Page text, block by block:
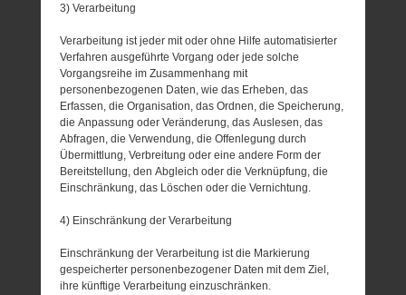
3) Verarbeitung
Verarbeitung ist jeder mit oder ohne Hilfe automatisierter
Verfahren ausgeführte Vorgang oder jede solche
Vorgangsreihe im Zusammenhang mit
personenbezogenen Daten, wie das Erheben, das
Erfassen, die Organisation, das Ordnen, die Speicherung,
die Anpassung oder Veränderung, das Auslesen, das
Abfragen, die Verwendung, die Offenlegung durch
Übermittlung, Verbreitung oder eine andere Form der
Bereitstellung, den Abgleich oder die Verknüpfung, die
Einschränkung, das Löschen oder die Vernichtung.
4) Einschränkung der Verarbeitung
Einschränkung der Verarbeitung ist die Markierung
gespeicherter personenbezogener Daten mit dem Ziel,
ihre künftige Verarbeitung einzuschränken.